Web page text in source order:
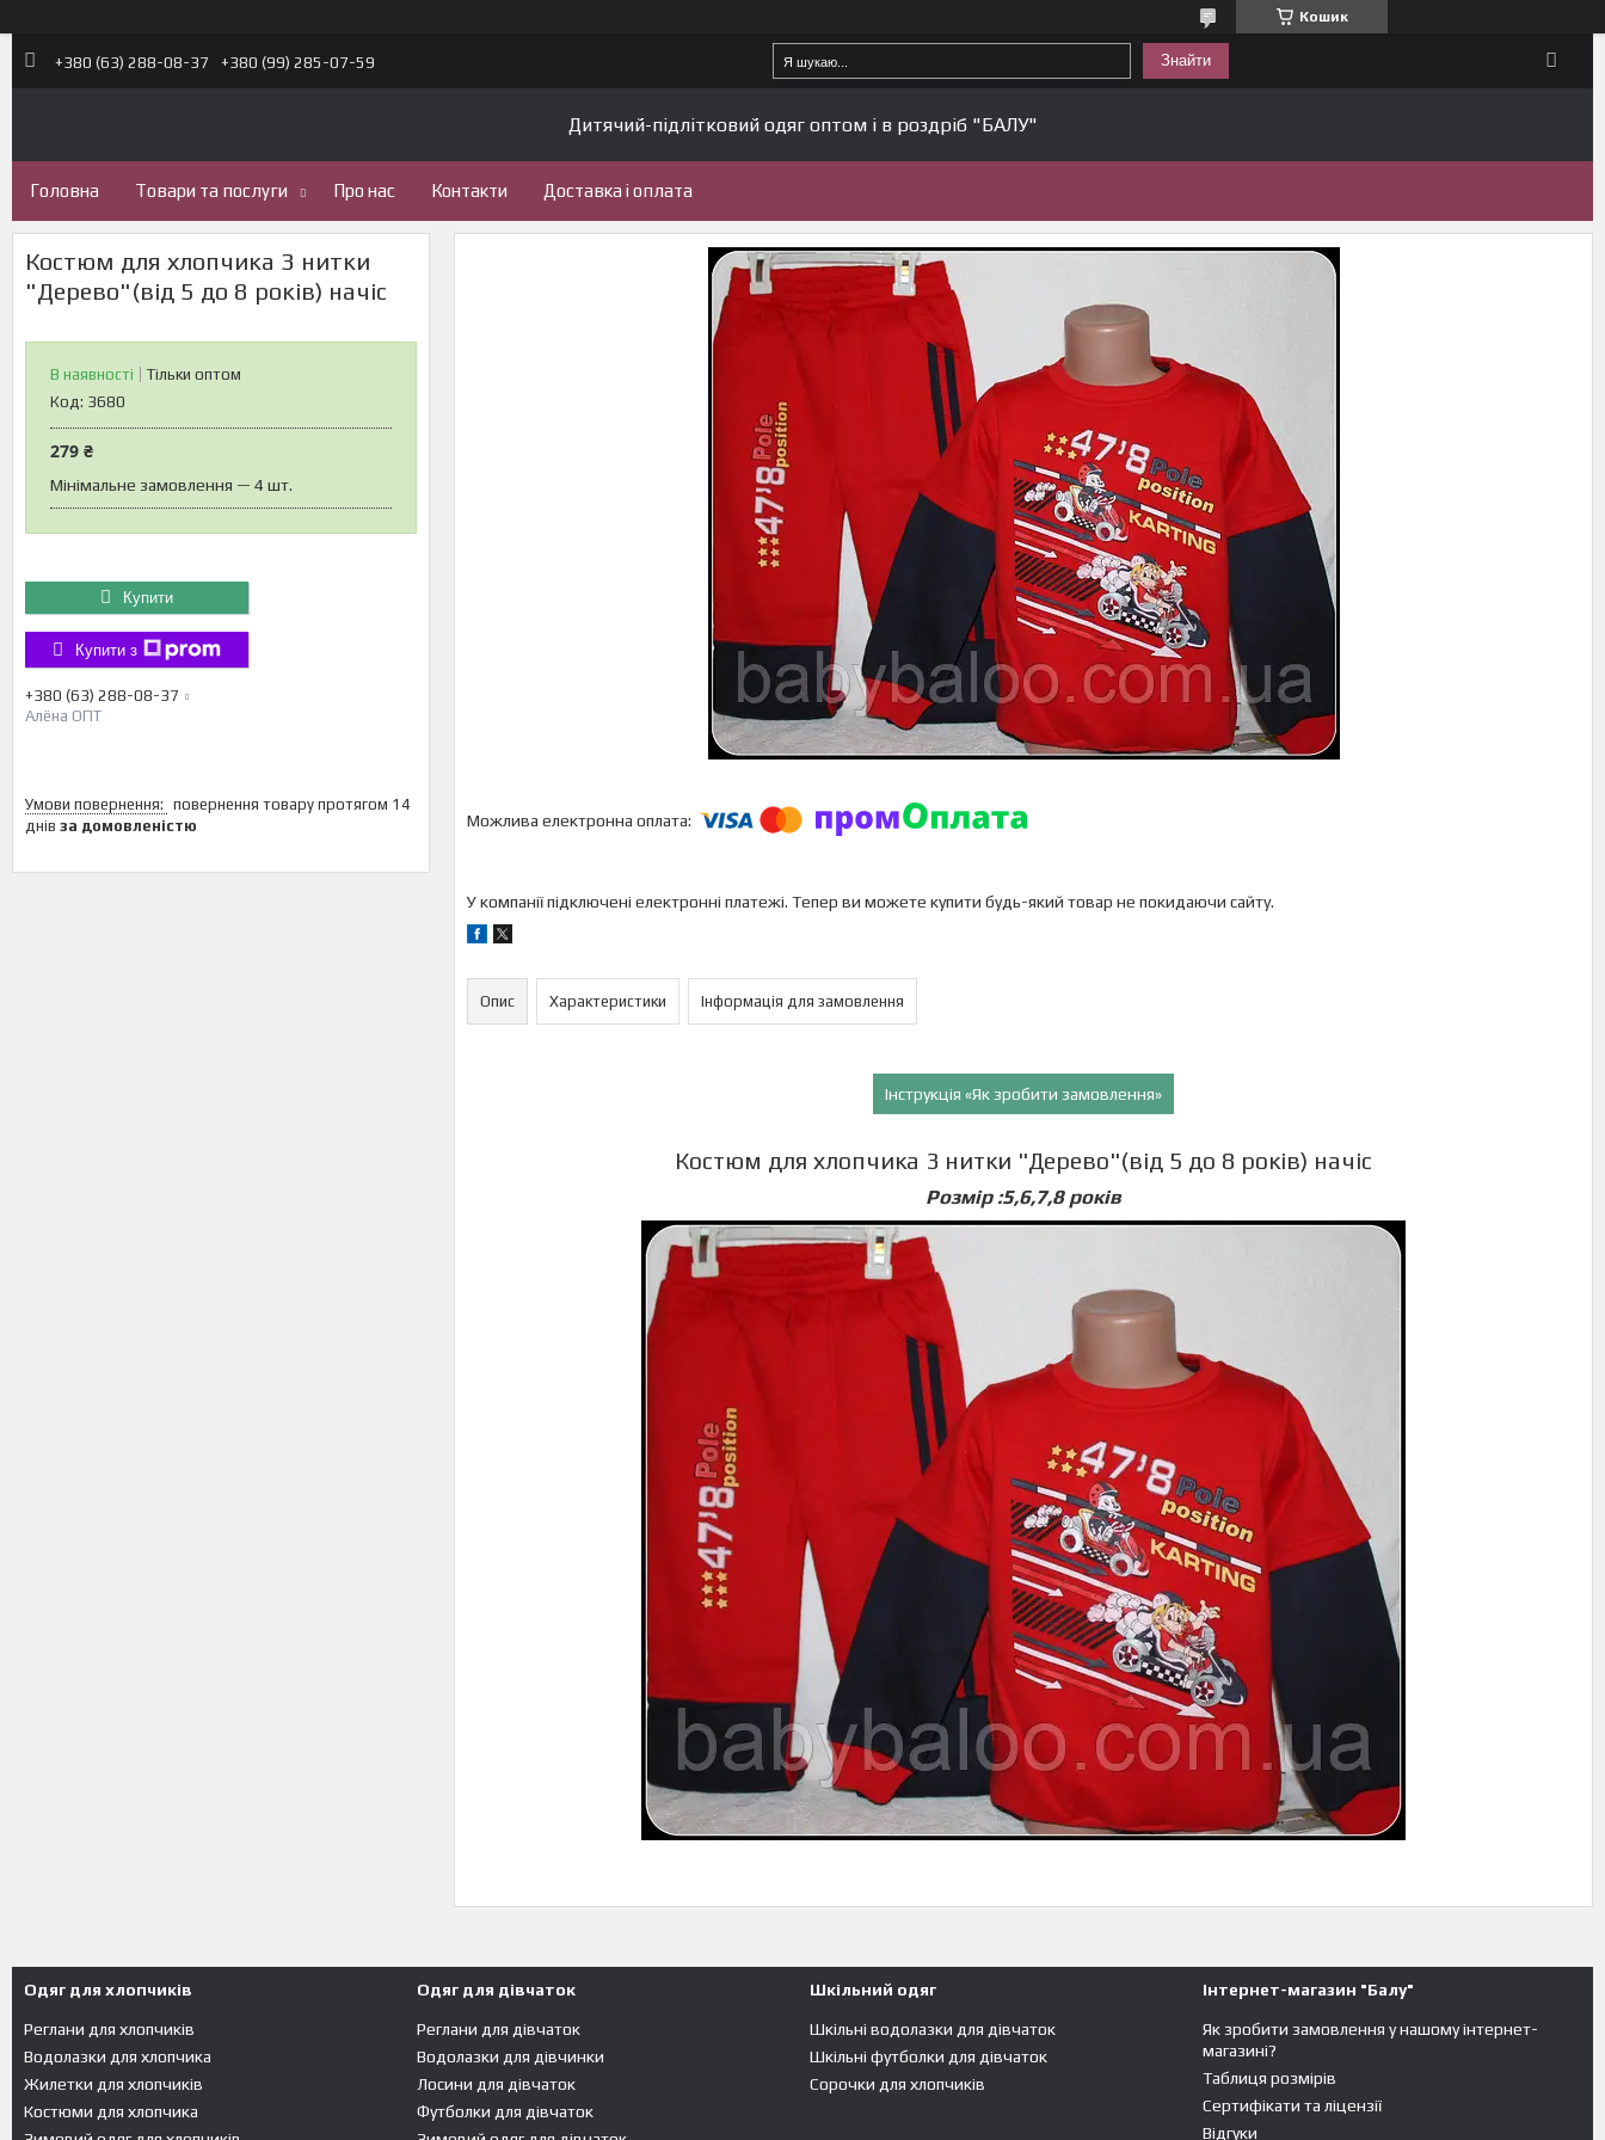
Кошик
+380 (63) 288-08-37 +380 (99) 285-07-59 Знайти
Дитячий-підлітковий одяг оптом і в роздріб "БАЛУ"
Головна Товари та послуги Про нас Контакти Доставка і оплата
Костюм для хлопчика 3 нитки
"Дерево"(від 5 до 8 років) начіс
В наявності
Тільки оптом
Код: 3680
279 ₴
Мінімальне замовлення — 4 шт.
Купити
Купити з
+380 (63) 288-08-37
Алёна ОПТ
повернення товару протягом 14
днів за домовленістю
У компанії підключені електронні платежі. Тепер ви можете купити будь-який товар не покидаючи сайту.
Опис Характеристики Інформація для замовлення
Інструкція «Як зробити замовлення»
Костюм для хлопчика 3 нитки "Дерево"(від 5 до 8 років) начіс
Розмір :5,6,7,8 років
Одяг для хлопчиків
Реглани для хлопчиків
Водолазки для хлопчика
Жилетки для хлопчиків
Костюми для хлопчика
Одяг для дівчаток
Реглани для дівчаток
Водолазки для дівчинки
Лосини для дівчаток
Футболки для дівчаток
Шкільний одяг
Шкільні водолазки для дівчаток
Шкільні футболки для дівчаток
Сорочки для хлопчиків
Інтернет-магазин "Балу"
Як зробити замовлення у нашому інтернет-
магазині?
Таблиця розмірів
Сертифікати та ліцензії
Відгуки